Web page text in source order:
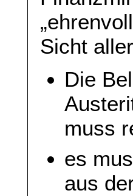
Sicht
Die
muss
es
aus